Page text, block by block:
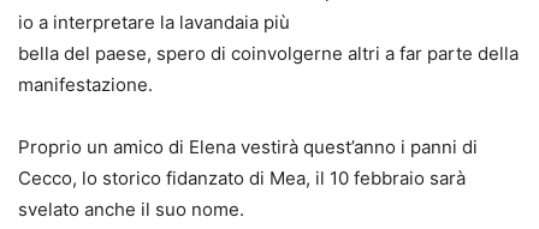
io a interpretare la lavandaia più
bella del paese, spero di coinvolgerne altri a far parte della
manifestazione.
Proprio un amico di Elena vestirà quest’anno i panni di
Cecco, lo storico fidanzato di Mea, il 10 febbraio sarà
svelato anche il suo nome.